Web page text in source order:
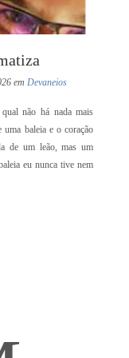
em Devaneios
não há nada mais
uma baleia e o coração
de um leão, mas um
eu nunca tive nem